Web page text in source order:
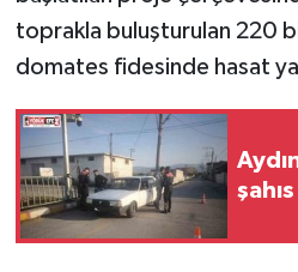
toprakla buluşturulan 220
domates fidesinde hasat